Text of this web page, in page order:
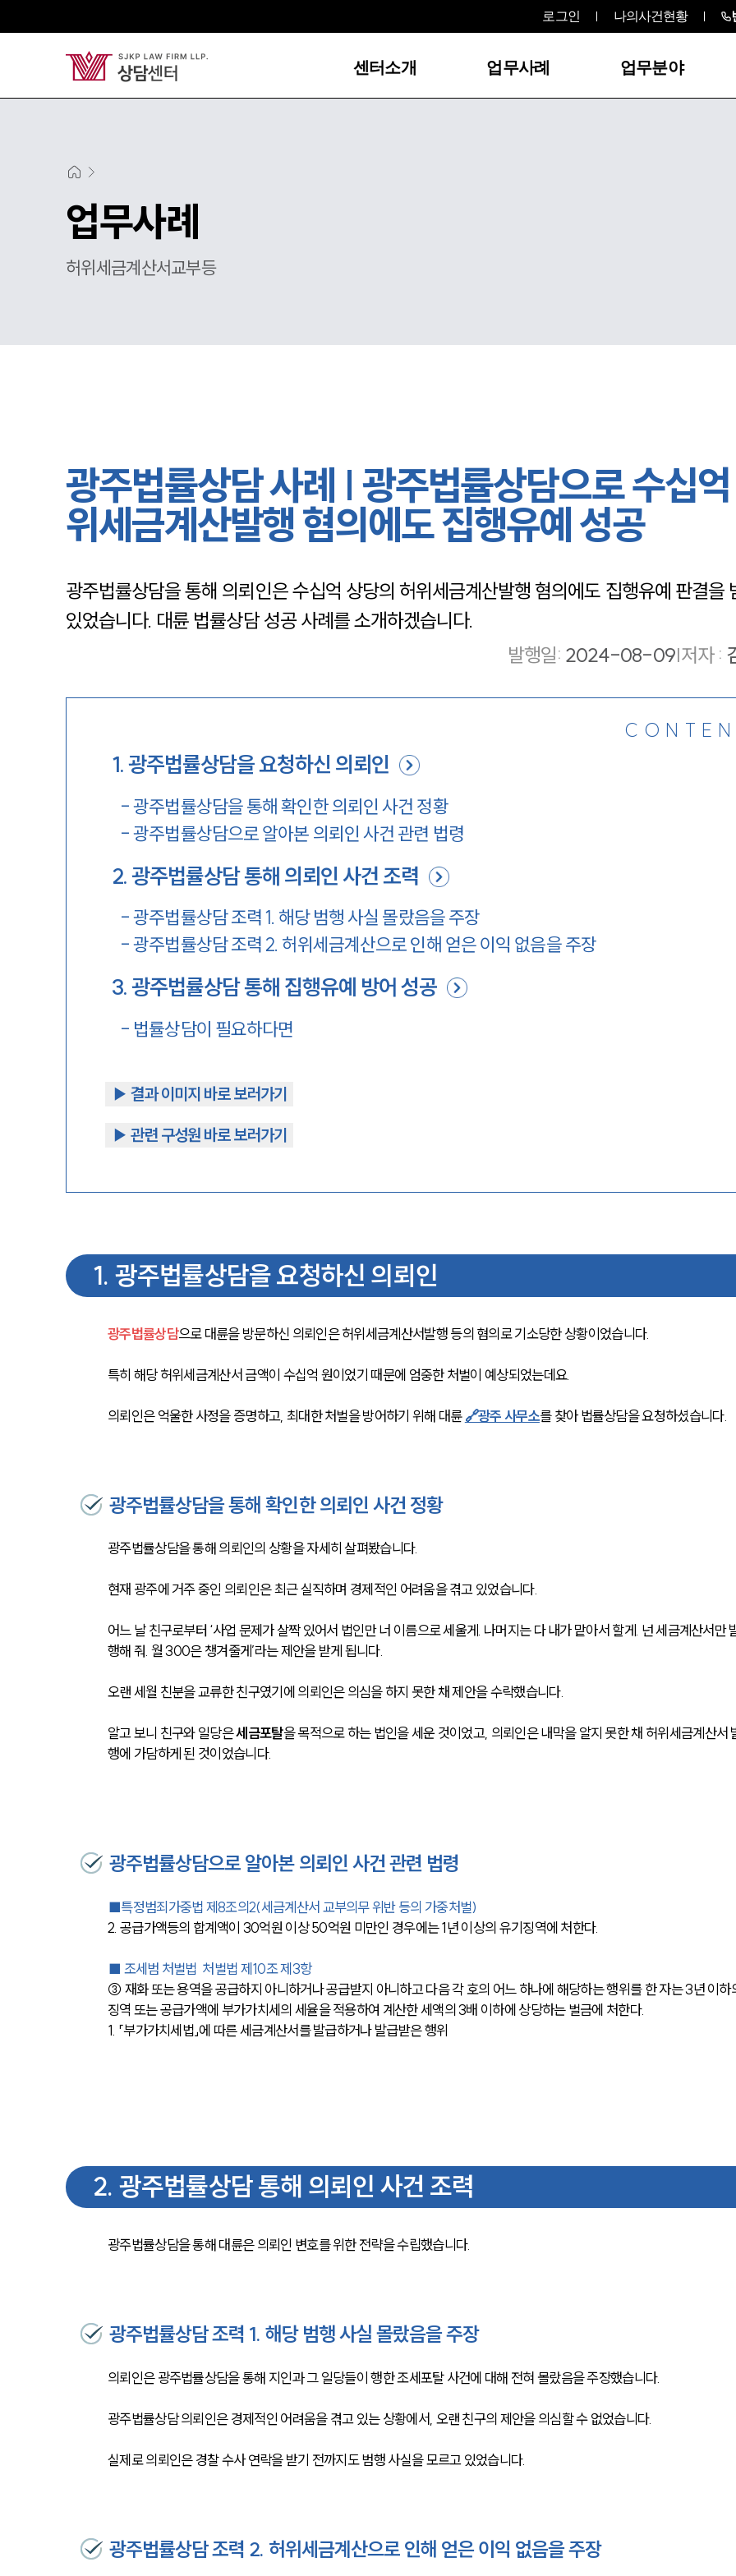
로그인 나의사건현황
센터소개 업무사례 업무분야
업무사례
허위세금계산서교부등
광주법률상담 사례 | 광주법률상담으로 수십억
위세금계산발행 혐의에도 집행유예 성공
광주법률상담을 통해 의뢰인은 수십억 상당의 허위세금계산발행 혐의에도 집행유예 판결을
있었습니다. 대륜 법률상담 성공 사례를 소개하겠습니다.
발행일: 2024-08-09|저자 :
1.광주법률상담을 요청하신 의뢰인
-광주법률상담을 통해 확인한 의뢰인 사건 정황
-광주법률상담으로 알아본 의뢰인 사건 관련 법령
2.광주법률상담 통해 의뢰인 사건 조력
-광주법률상담 조력 1. 해당 범행 사실 몰랐음을 주장
-광주법률상담 조력 2. 허위세금계산으로 인해 얻은 이익 없음을 주장
3.광주법률상담 통해 집행유예 방어 성공
- 법률상담이 필요하다면
▶︎ 결과 이미지 바로 보러가기
▶︎ 관련 구성원 바로 보러가기
1. 광주법률상담을 요청하신 의뢰인
광주법률상담으로 대륜을 방문하신 의뢰인은 허위세금계산서발행 등의 혐의로 기소당한 상황이었습니다.
특히 해당 허위세금계산서 금액이 수십억 원이었기 때문에 엄중한 처벌이 예상되었는데요.
의뢰인은 억울한 사정을 증명하고, 최대한 처벌을 방어하기 위해 대륜 🔗광주 사무소를 찾아 법률상담을 요청하셨습니다.
광주법률상담을 통해 확인한 의뢰인 사건 정황
광주법률상담을 통해 의뢰인의 상황을 자세히 살펴봤습니다.
현재 광주에 거주 중인 의뢰인은 최근 실직하며 경제적인 어려움을 겪고 있었습니다.
어느 날 친구로부터 ‘사업 문제가 살짝 있어서 법인만 너 이름으로 세울게. 나머지는 다 내가 맡아서 할게. 넌 세금계산서만
행해 줘. 월 300은 챙겨줄게’라는 제안을 받게 됩니다.
오랜 세월 친분을 교류한 친구였기에 의뢰인은 의심을 하지 못한 채 제안을 수락했습니다.
알고 보니 친구와 일당은 세금포탈을 목적으로 하는 법인을 세운 것이었고, 의뢰인은 내막을 알지 못한 채 허위세금계산서
행에 가담하게 된 것이었습니다.
광주법률상담으로 알아본 의뢰인 사건 관련 법령
■특정범죄가중법 제8조의2(세금계산서 교부의무 위반 등의 가중처벌)
2. 공급가액등의 합계액이 30억원 이상 50억원 미만인 경우에는 1년 이상의 유기징역에 처한다.
■ 조세범 처벌법  처벌법 제10조 제3항
③ 재화 또는 용역을 공급하지 아니하거나 공급받지 아니하고 다음 각 호의 어느 하나에 해당하는 행위를 한 자는 3년 이하
징역 또는 공급가액에 부가가치세의 세율을 적용하여 계산한 세액의 3배 이하에 상당하는 벌금에 처한다.
1. 「부가가치세법」에 따른 세금계산서를 발급하거나 발급받은 행위
2. 광주법률상담 통해 의뢰인 사건 조력
광주법률상담을 통해 대륜은 의뢰인 변호를 위한 전략을 수립했습니다.
광주법률상담 조력 1. 해당 범행 사실 몰랐음을 주장
의뢰인은 광주법률상담을 통해 지인과 그 일당들이 행한 조세포탈 사건에 대해 전혀 몰랐음을 주장했습니다.
광주법률상담 의뢰인은 경제적인 어려움을 겪고 있는 상황에서, 오랜 친구의 제안을 의심할 수 없었습니다.
실제로 의뢰인은 경찰 수사 연락을 받기 전까지도 범행 사실을 모르고 있었습니다.
광주법률상담 조력 2. 허위세금계산으로 인해 얻은 이익 없음을 주장